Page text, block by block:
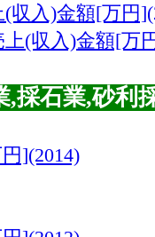
収入)金額[万円
(収入)金額[万
,採石業,砂利
](2014)